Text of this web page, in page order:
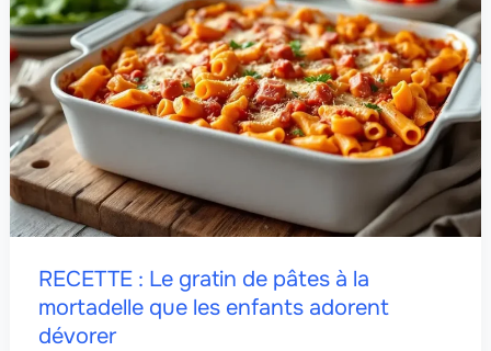
RECETTE : Le gratin de pâtes à la
mortadelle que les enfants adorent
dévorer